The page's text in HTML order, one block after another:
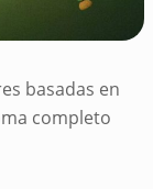
basadas en
completo